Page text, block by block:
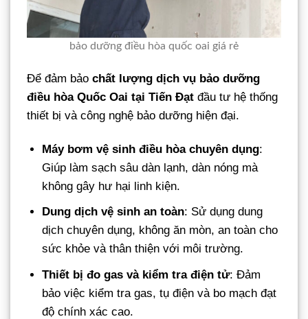
bảo dưỡng điều hòa quốc oai giá rẻ
Để đảm bảo chất lượng dịch vụ bảo dưỡng
điều hòa Quốc Oai tại Tiến Đạt đầu tư hệ thống
thiết bị và công nghệ bảo dưỡng hiện đại.
Máy bơm vệ sinh điều hòa chuyên dụng:
Giúp làm sạch sâu dàn lạnh, dàn nóng mà
không gây hư hại linh kiện.
Dung dịch vệ sinh an toàn: Sử dụng dung
dịch chuyên dụng, không ăn mòn, an toàn cho
sức khỏe và thân thiện với môi trường.
Thiết bị đo gas và kiểm tra điện tử: Đảm
bảo việc kiểm tra gas, tụ điện và bo mạch đạt
độ chính xác cao.